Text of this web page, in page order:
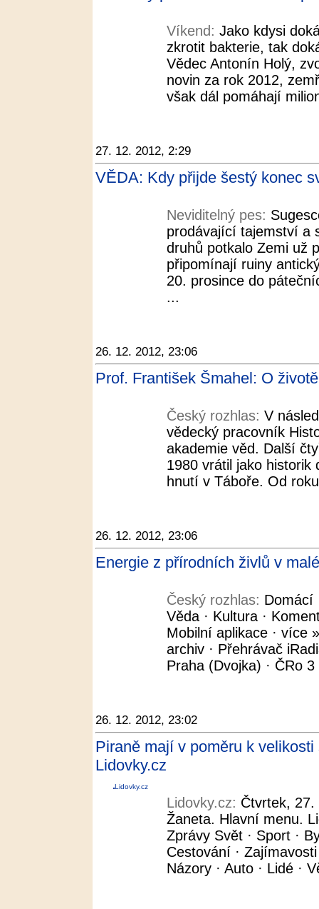
Víkend: Jako kdysi
zkrotit bakterie, tak
Vědec Antonín Holý,
novin za rok 2012,
však dál pomáhají
27. 12. 2012, 2:29
VĚDA: Kdy přijde šestý konec
Neviditelný pes:
prodávající tajemství a
druhů potkalo Zemi už
připomínají ruiny
20. prosince do
...
26. 12. 2012, 23:06
Prof. František Šmahel: O
Český rozhlas: V
vědecký pracovník
akademie věd. Další
1980 vrátil jako historik
hnutí v Táboře. Od
26. 12. 2012, 23:06
Energie z přírodních živlů v
Český rozhlas: Domácí
Věda · Kultura ·
Mobilní aplikace · více
archiv · Přehrávač
Praha (Dvojka) · ČRo
26. 12. 2012, 23:02
Piraně mají v poměru k
Lidovky.cz
Lidovky.cz
Lidovky.cz: Čtvrtek, 27.
Žaneta. Hlavní menu.
Zprávy Svět · Sport ·
Cestování ·
Názory · Auto · Lidé ·